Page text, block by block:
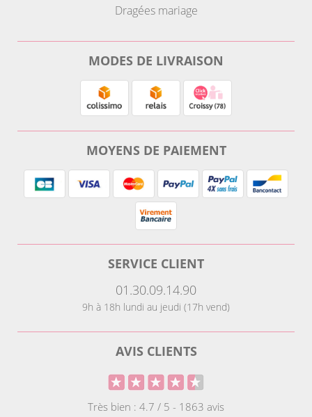
Dragées mariage
MODES DE LIVRAISON
MOYENS DE PAIEMENT
SERVICE CLIENT
01.30.09.14.90
9h à 18h lundi au jeudi (17h vend)
AVIS CLIENTS
Très bien : 4.7 / 5 - 1863 avis